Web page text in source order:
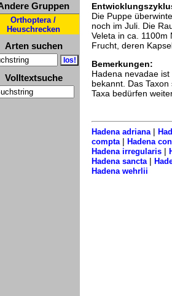
Gruppen
Orthoptera /
Heuschrecken
Arten suchen
Volltextsuche
Die Puppe
noch im Juli. Die
Veleta in ca. 1100m
Frucht, deren
Bemerkungen:
Hadena nevadae
bekannt. Das
Taxa bedürfen
Hadena adriana|
compta| Hadena
Hadena irregularis|
Hadena sancta|
Hadena wehrlii